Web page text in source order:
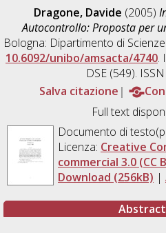
Dragone, Davide (2005)
Autocontrollo: Proposta per
Bologna: Dipartimento di
10.6092/unibo/amsacta/4740.
DSE (549).
Salva citazione
Full text
Documento di
Licenza: Creative
commercial 3.0 (CC
Download (256kB) |
Abstract